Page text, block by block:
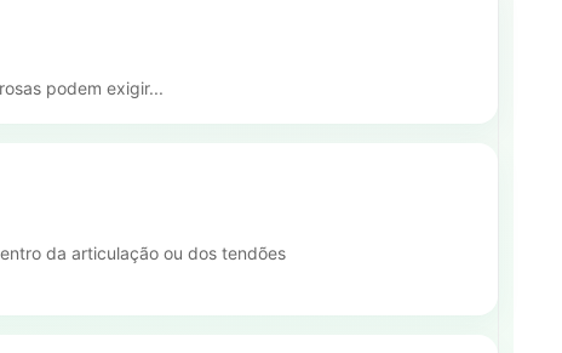
podem exigir...
da articulação ou dos tendões